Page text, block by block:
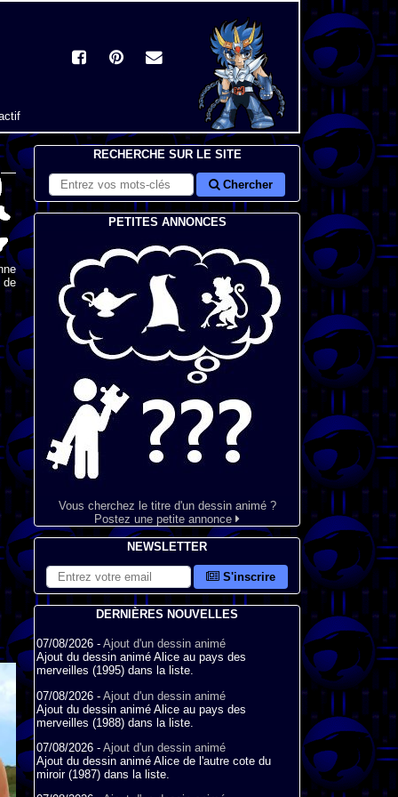
de
RECHERCHE SUR LE SITE
Chercher
PETITES ANNONCES
Vous cherchez le titre d'un dessin animé ?
Postez une petite annonce
NEWSLETTER
S'inscrire
DERNIÈRES NOUVELLES
07/08/2026 - Ajout d'un dessin animé
Ajout du dessin animé Alice au pays des
merveilles (1995) dans la liste.
07/08/2026 - Ajout d'un dessin animé
Ajout du dessin animé Alice au pays des
merveilles (1988) dans la liste.
07/08/2026 - Ajout d'un dessin animé
Ajout du dessin animé Alice de l'autre cote du
miroir (1987) dans la liste.